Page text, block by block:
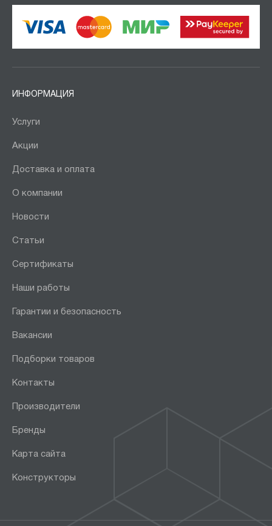
ИНФОРМАЦИЯ
Услуги
Акции
Доставка и оплата
О компании
Новости
Статьи
Сертификаты
Наши работы
Гарантии и безопасность
Вакансии
Подборки товаров
Контакты
Производители
Бренды
Карта сайта
Конструкторы